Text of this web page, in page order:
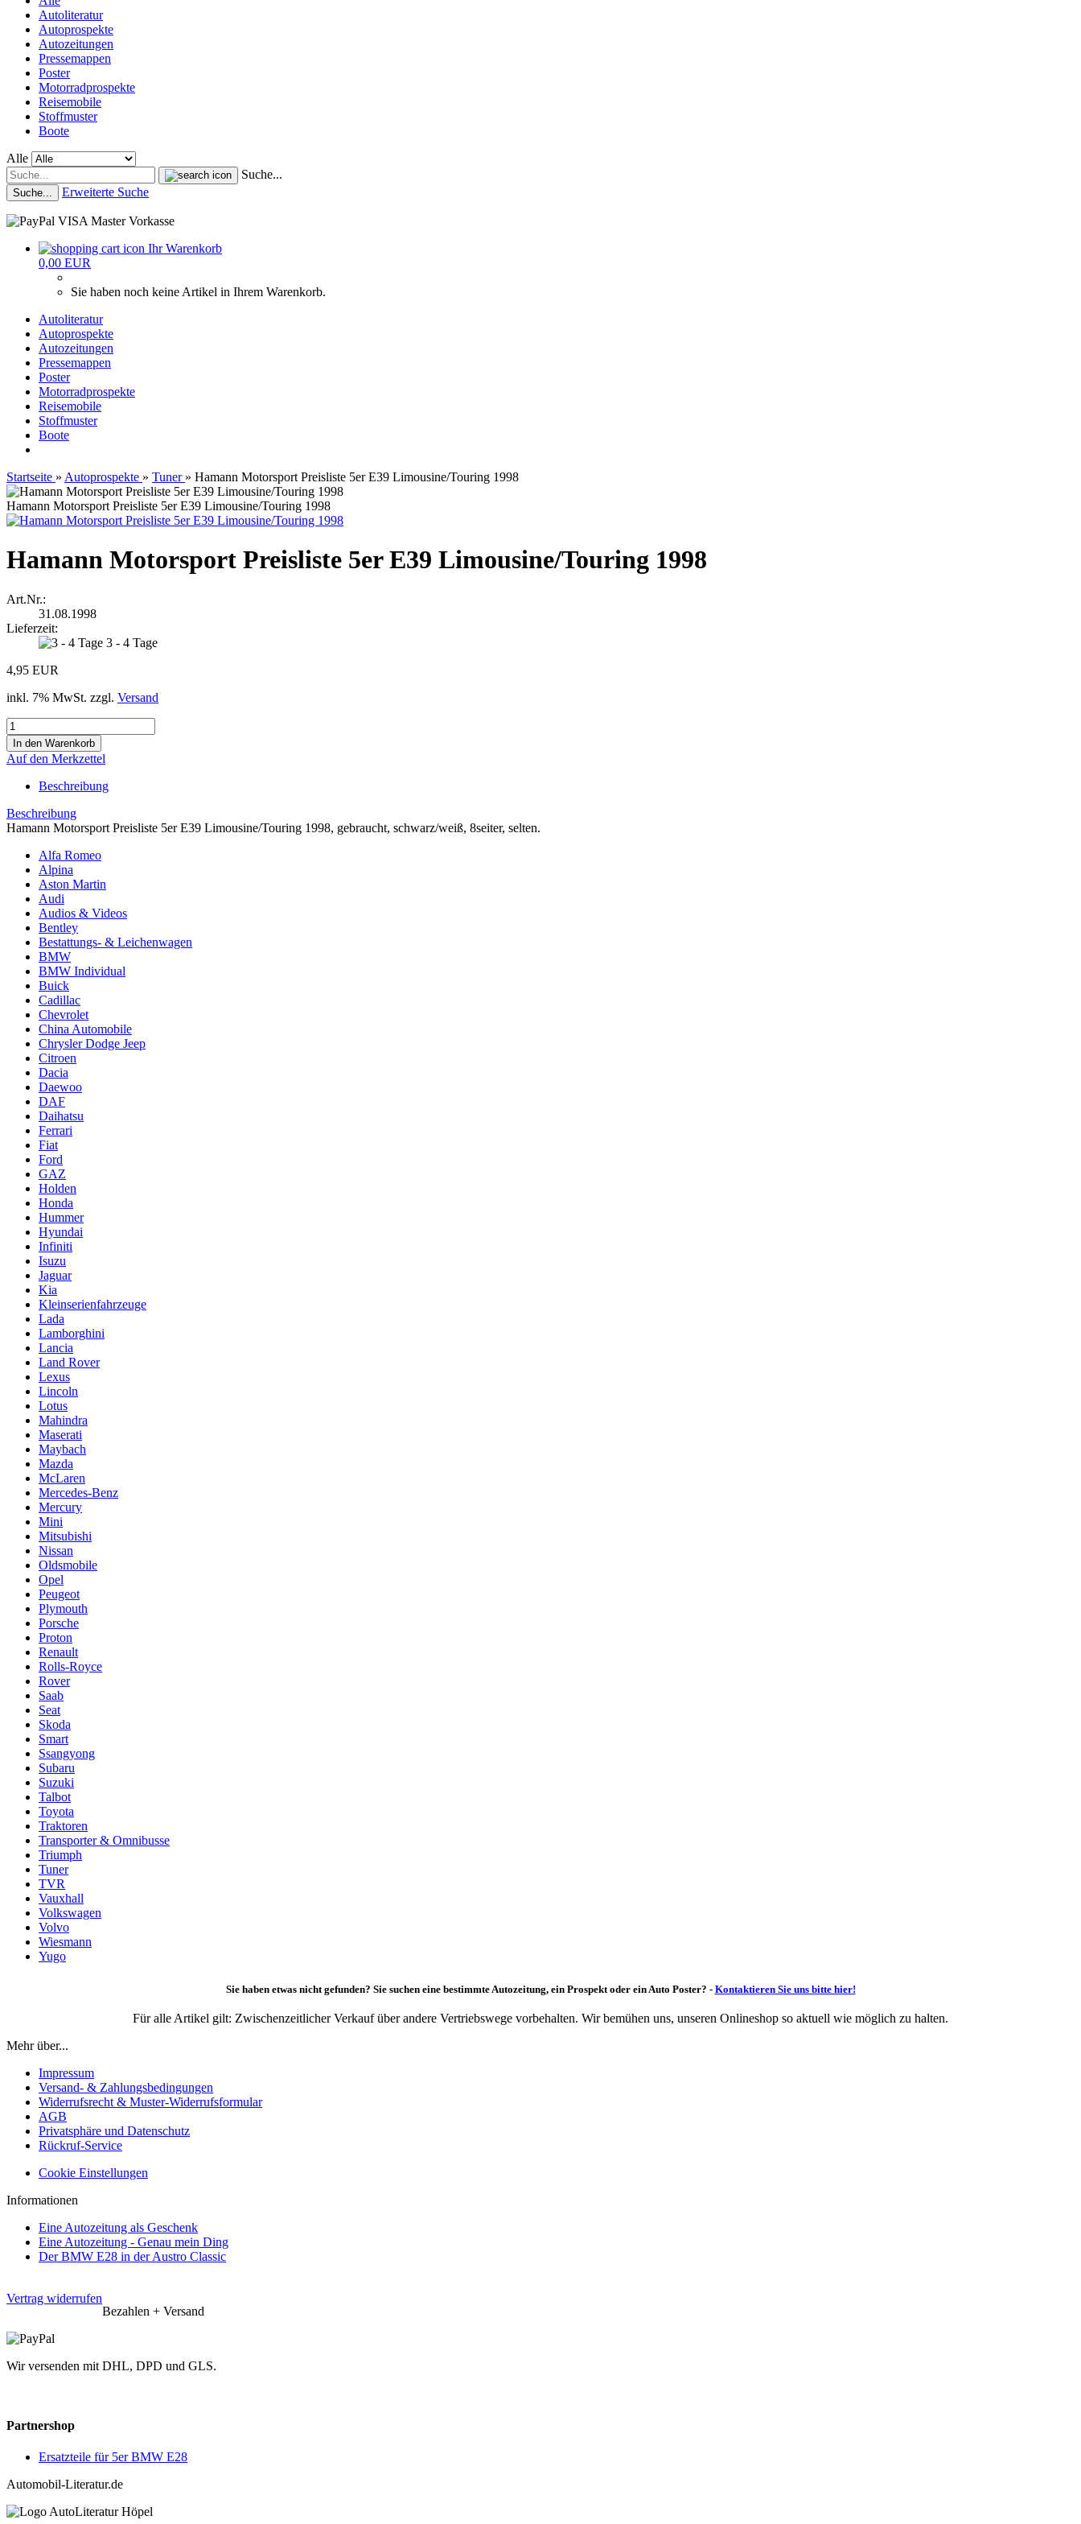
Autoliteratur
Autoprospekte
Autozeitungen
Pressemappen
Poster
Motorradprospekte
Reisemobile
Stoffmuster
Boote
Alle
Suche...
Suche... Erweiterte Suche
Ihr Warenkorb
0,00 EUR
Sie haben noch keine Artikel in Ihrem Warenkorb.
Autoliteratur
Autoprospekte
Autozeitungen
Pressemappen
Poster
Motorradprospekte
Reisemobile
Stoffmuster
Boote
Startseite » Autoprospekte » Tuner » Hamann Motorsport Preisliste 5er E39 Limousine/Touring 1998
Hamann Motorsport Preisliste 5er E39 Limousine/Touring 1998
Hamann Motorsport Preisliste 5er E39 Limousine/Touring 1998
Art.Nr.:
31.08.1998
Lieferzeit:
3 - 4 Tage
4,95 EUR
inkl. 7% MwSt. zzgl. Versand
Auf den Merkzettel
Beschreibung
Beschreibung
Hamann Motorsport Preisliste 5er E39 Limousine/Touring 1998, gebraucht, schwarz/weiß, 8seiter, selten.
Alfa Romeo
Alpina
Aston Martin
Audi
Audios & Videos
Bentley
Bestattungs- & Leichenwagen
BMW
BMW Individual
Buick
Cadillac
Chevrolet
China Automobile
Chrysler Dodge Jeep
Citroen
Dacia
Daewoo
DAF
Daihatsu
Ferrari
Fiat
Ford
GAZ
Holden
Honda
Hummer
Hyundai
Infiniti
Isuzu
Jaguar
Kia
Kleinserienfahrzeuge
Lada
Lamborghini
Lancia
Land Rover
Lexus
Lincoln
Lotus
Mahindra
Maserati
Maybach
Mazda
McLaren
Mercedes-Benz
Mercury
Mini
Mitsubishi
Nissan
Oldsmobile
Opel
Peugeot
Plymouth
Porsche
Proton
Renault
Rolls-Royce
Rover
Saab
Seat
Skoda
Smart
Ssangyong
Subaru
Suzuki
Talbot
Toyota
Traktoren
Transporter & Omnibusse
Triumph
Tuner
TVR
Vauxhall
Volkswagen
Volvo
Wiesmann
Yugo
Sie haben etwas nicht gefunden? Sie suchen eine bestimmte Autozeitung, ein Prospekt oder ein Auto Poster? - Kontaktieren Sie uns bitte hier!
Für alle Artikel gilt: Zwischenzeitlicher Verkauf über andere Vertriebswege vorbehalten. Wir bemühen uns, unseren Onlineshop so aktuell wie möglich zu halten.
Mehr über...
Impressum
Versand- & Zahlungsbedingungen
Widerrufsrecht & Muster-Widerrufsformular
AGB
Privatsphäre und Datenschutz
Rückruf-Service
Cookie Einstellungen
Informationen
Eine Autozeitung als Geschenk
Eine Autozeitung - Genau mein Ding
Der BMW E28 in der Austro Classic
Vertrag widerrufen
Bezahlen + Versand
Wir versenden mit DHL, DPD und GLS.
Partnershop
Ersatzteile für 5er BMW E28
Automobil-Literatur.de